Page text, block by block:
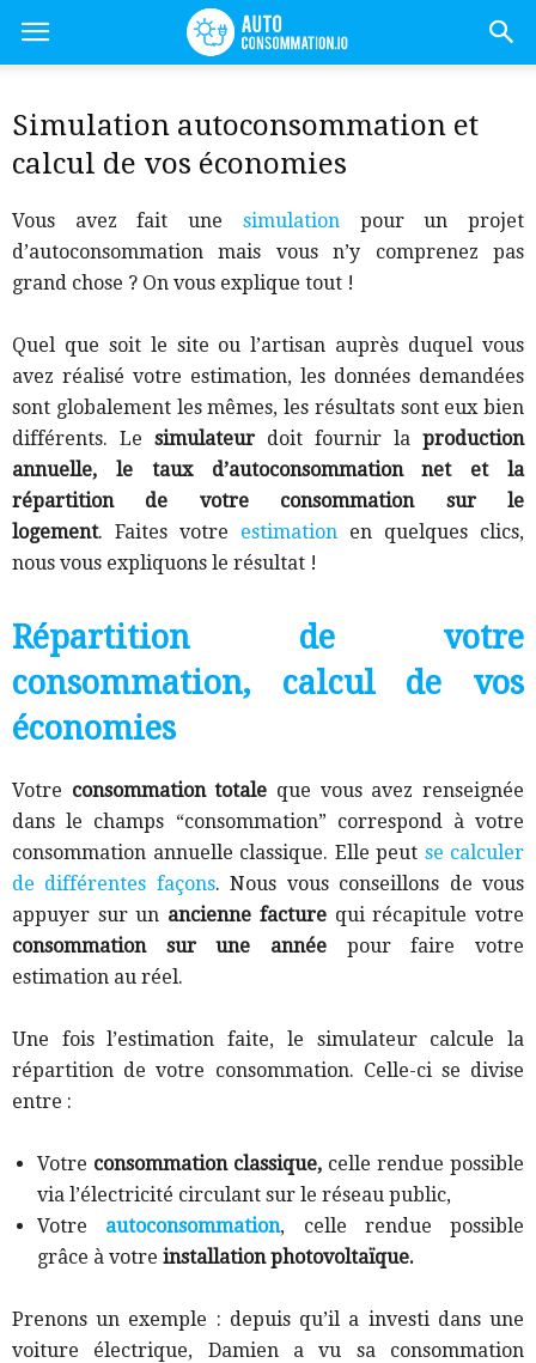
Simulation autoconsommation et
calcul de vos économies
Vous avez fait une simulation pour un projet
d’autoconsommation mais vous n’y comprenez pas
grand chose ? On vous explique tout !
Quel que soit le site ou l’artisan auprès duquel vous
avez réalisé votre estimation, les données demandées
sont globalement les mêmes, les résultats sont eux bien
différents. Le simulateur doit fournir la production
annuelle, le taux d’autoconsommation net et la
répartition de votre consommation sur le
logement. Faites votre estimation en quelques clics,
nous vous expliquons le résultat !
Répartition de votre
consommation, calcul de vos
économies
Votre consommation totale que vous avez renseignée
dans le champs “consommation” correspond à votre
consommation annuelle classique. Elle peut se calculer
de différentes façons. Nous vous conseillons de vous
appuyer sur un ancienne facturequi récapitule votre
consommation sur une année pour faire votre
estimation au réel.
Une fois l’estimation faite, le simulateur calcule la
répartition de votre consommation. Celle-ci se divise
entre :
Votre consommation classique, celle rendue possible
via l’électricité circulant sur le réseau public,
Votre autoconsommation, celle rendue possible
grâce à votre installation photovoltaïque.
Prenons un exemple : depuis qu’il a investi dans une
voiture électrique, Damien a vu sa consommation